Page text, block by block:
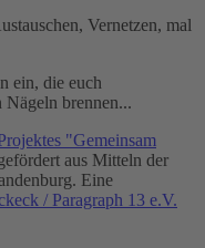
Vernetzen, mal
ein, die euch
Nägeln brennen...
"Gemeinsam
aus Mitteln der
Eine
/ Paragraph 13 e.V.